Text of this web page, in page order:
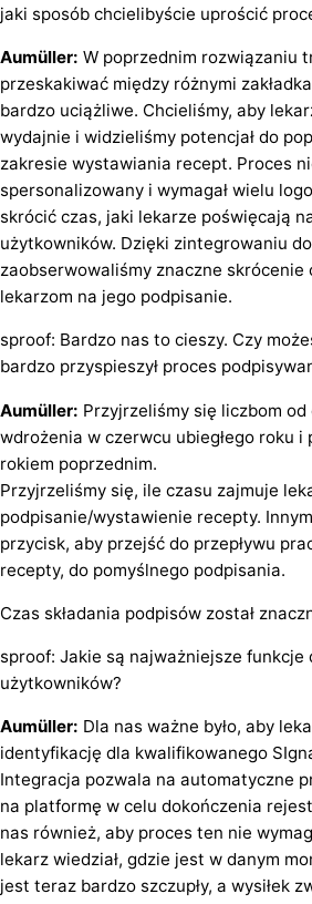
jaki sposób chcielibyście uprościć
Aumüller: W poprzednim rozwiązaniu
przeskakiwać między różnymi
bardzo uciążliwe. Chcieliśmy, aby
wydajnie i widzieliśmy potencjał do
zakresie wystawiania recept. Proces
spersonalizowany i wymagał wielu
skrócić czas, jaki lekarze poświęcają
użytkowników. Dzięki zintegrowaniu
zaobserwowaliśmy znaczne skrócenie
lekarzom na jego podpisanie.
sproof: Bardzo nas to cieszy. Czy
bardzo przyspieszył proces
Aumüller: Przyjrzeliśmy się liczbom od
wdrożenia w czerwcu ubiegłego roku i
rokiem poprzednim.
Przyjrzeliśmy się, ile czasu zajmuje
podpisanie/wystawienie recepty.
przycisk, aby przejść do przepływu
recepty, do pomyślnego podpisania.
Czas składania podpisów został
sproof: Jakie są najważniejsze funkcje
użytkowników?
Aumüller: Dla nas ważne było, aby
identyfikację dla kwalifikowanego
Integracja pozwala na automatyczne
na platformę w celu dokończenia
nas również, aby proces ten nie
lekarz wiedział, gdzie jest w danym
jest teraz bardzo szczupły, a wysiłek